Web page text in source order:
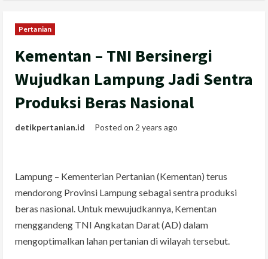
Pertanian
Kementan – TNI Bersinergi
Wujudkan Lampung Jadi Sentra
Produksi Beras Nasional
detikpertanian.id Posted on 2 years ago
Lampung – Kementerian Pertanian (Kementan) terus
mendorong Provinsi Lampung sebagai sentra produksi
beras nasional. Untuk mewujudkannya, Kementan
menggandeng TNI Angkatan Darat (AD) dalam
mengoptimalkan lahan pertanian di wilayah tersebut.